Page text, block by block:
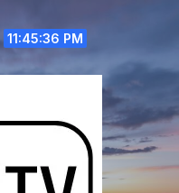
11:45:36 PM